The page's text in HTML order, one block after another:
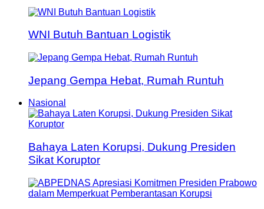
WNI Butuh Bantuan Logistik
Jepang Gempa Hebat, Rumah Runtuh
Nasional
Bahaya Laten Korupsi, Dukung Presiden
Sikat Koruptor